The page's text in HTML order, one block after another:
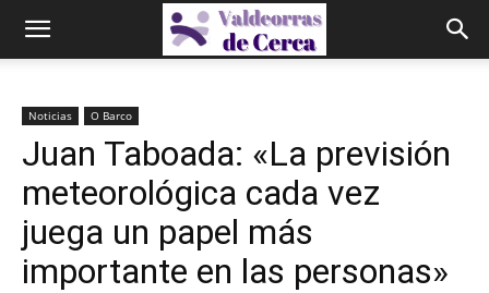
Noticias O Barco
Juan Taboada: «La previsión
meteorológica cada vez
juega un papel más
importante en las personas»